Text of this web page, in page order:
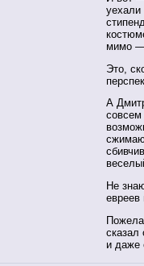
уехали
мимо —
Это,
А
совсем
Не
и даже